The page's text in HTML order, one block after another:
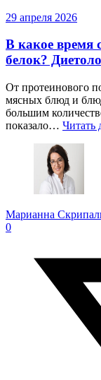
29 апреля 2026
В какое время
белок?
От протеинового
мясных блюд и
большим
показало… Читать
Марианна
0